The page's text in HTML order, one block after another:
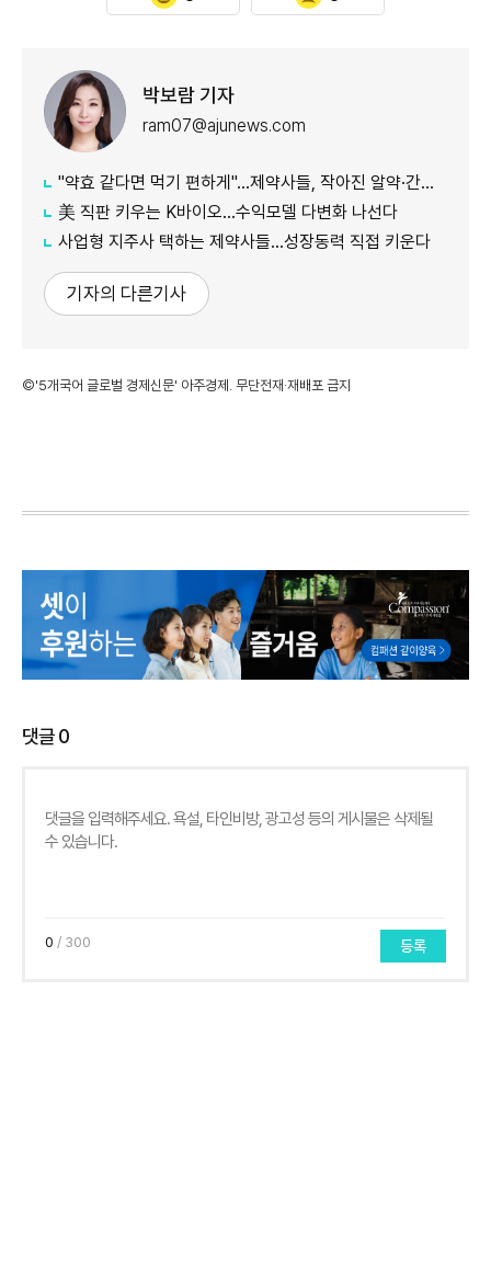
박보람 기자
ram07@ajunews.com
"약효 같다면 먹기 편하게"…제약사들, 작아진 알약·간편 복용 승부
美 직판 키우는 K바이오…수익모델 다변화 나선다
사업형 지주사 택하는 제약사들…성장동력 직접 키운다
기자의 다른기사
©'5개국어 글로벌 경제신문' 아주경제. 무단전재·재배포 금지
댓글0
0 / 300 등록